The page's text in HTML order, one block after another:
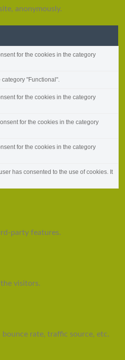
anonymously.
for the cookies in the category
"Functional".
for the cookies in the category
for the cookies in the category
for the cookies in the category
has consented to the use of cookies. It
party features.
visitors.
rate, traffic source, etc.